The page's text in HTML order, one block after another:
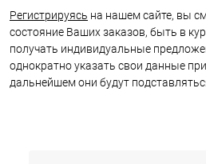
Регистрируясь на нашем сайте, вы
состояние Ваших заказов, быть в
получать индивидуальные
однократно указать свои данные
дальнейшем они будут